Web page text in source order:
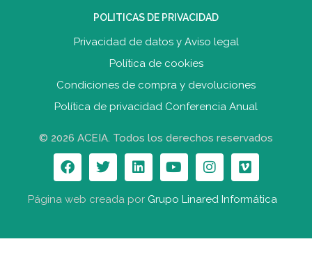
POLITICAS DE PRIVACIDAD
Privacidad de datos y Aviso legal
Política de cookies
Condiciones de compra y devoluciones
Política de privacidad Conferencia Anual
© 2026 ACEIA. Todos los derechos reservados
Página web creada por Grupo Linared Informática